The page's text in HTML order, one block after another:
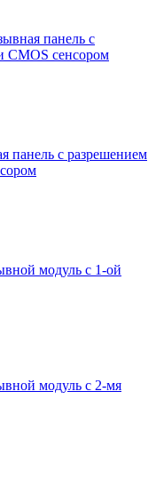
панель с
CMOS сенсором
панель с разрешением
модуль с 1-ой
модуль с 2-мя